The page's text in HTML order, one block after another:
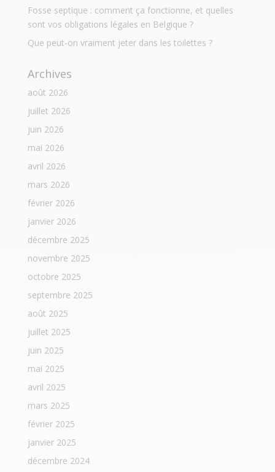
Fosse septique : comment ça fonctionne, et quelles
sont vos obligations légales en Belgique ?
Que peut-on vraiment jeter dans les toilettes ?
Archives
août 2026
juillet 2026
juin 2026
mai 2026
avril 2026
mars 2026
février 2026
janvier 2026
décembre 2025
novembre 2025
octobre 2025
septembre 2025
août 2025
juillet 2025
juin 2025
mai 2025
avril 2025
mars 2025
février 2025
janvier 2025
décembre 2024